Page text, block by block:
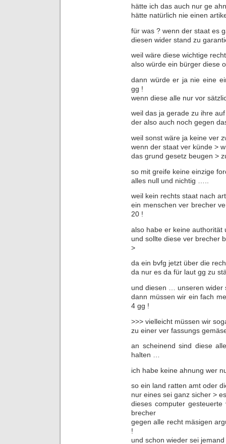
hätte ich das auch nur ge
hätte natürlich nie einen
für was ? wenn der staat es
diesen wider stand zu
weil wäre diese wichtige
also würde ein bürger diese
dann würde er ja nie eine
gg !
wenn diese alle nur vor
weil das ja gerade zu ihre
der also auch noch gegen
weil sonst wäre ja keine ver
wenn der staat ver künde >
das grund gesetz beugen >
so mit greife keine einzige
alles null und nichtig …..
weil kein rechts staat nach
ein menschen ver brecher
20 !
also habe er keine authorität
und sollte diese ver brecher
>
da ein bvfg jetzt über die
da nur es da für laut gg zu
und diesen … unseren wider
dann müssen wir ein fach
4 gg !
>>> vielleicht müssen wir
zu einer ver fassungs
an scheinend sind diese
halten …
ich habe keine ahnung wer
so ein land ratten amt oder
nur eines sei ganz sicher >
dieses computer
brecher
gegen alle recht mäsigen
!
und schon wieder sei